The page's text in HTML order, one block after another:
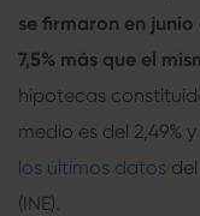
se firmaron en junio
7,5% más que el
hipotecas
medio es del 2,49%
los últimos datos
(INE).